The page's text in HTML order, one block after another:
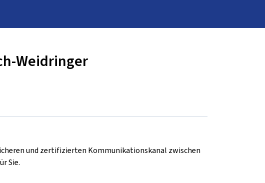
Weidringer
und zertifizierten Kommunikationskanal zwischen
Sie.